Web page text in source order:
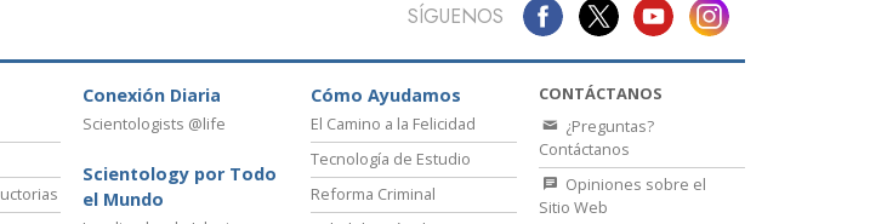
SÍGUENOS
Conexión Diaria
Scientologists @life
Scientology por Todo
el Mundo
Cómo Ayudamos
El Camino a la Felicidad
Tecnología de Estudio
Reforma Criminal
CONTÁCTANOS
¿Preguntas?
Contáctanos
Opiniones sobre el
Sitio Web